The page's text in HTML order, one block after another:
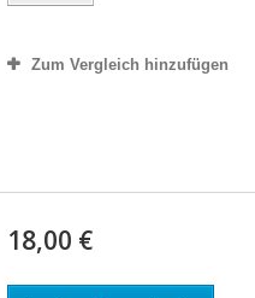
Zum Vergleich hinzufügen
18,00 €